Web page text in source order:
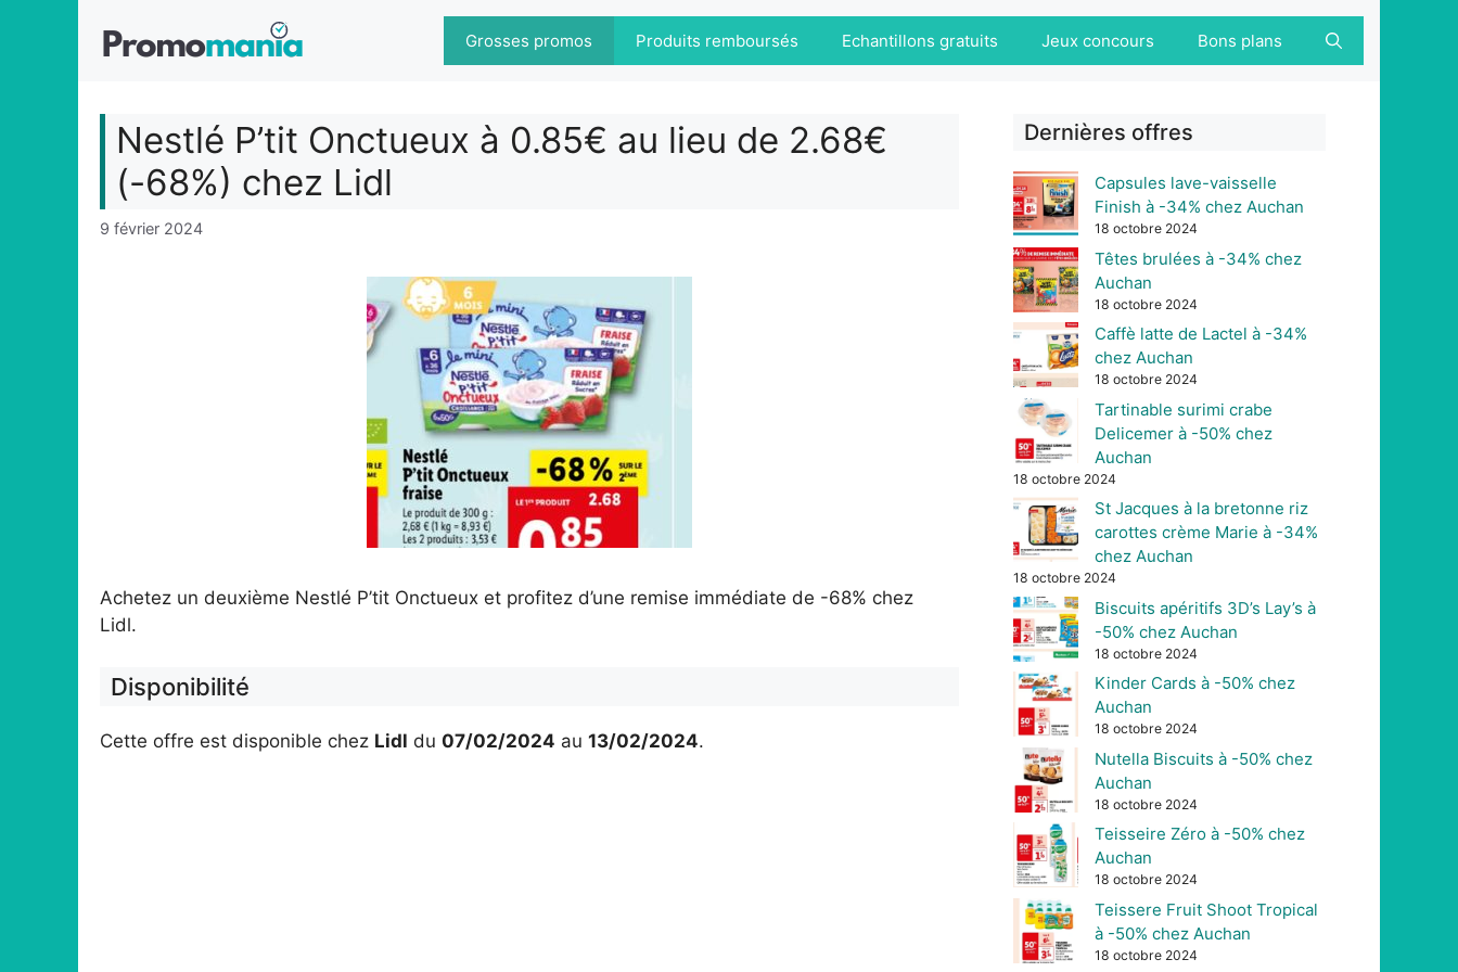
Grosses promos Produits remboursés Echantillons gratuits Jeux concours Bons plans
Nestlé P’tit Onctueux à 0.85€ au lieu de 2.68€
(-68%) chez Lidl
9 février 2024
Achetez un deuxième Nestlé P’tit Onctueux et profitez d’une remise immédiate de -68% chez
Lidl.
Disponibilité
Cette offre est disponible chez Lidl du 07/02/2024 au 13/02/2024.
Dernières offres
Capsules lave-vaisselle
Finish à -34% chez Auchan
18 octobre 2024
Têtes brulées à -34% chez
Auchan
18 octobre 2024
Caffè latte de Lactel à -34%
chez Auchan
18 octobre 2024
Tartinable surimi crabe
Delicemer à -50% chez
Auchan
18 octobre 2024
St Jacques à la bretonne riz
carottes crème Marie à -34%
chez Auchan
18 octobre 2024
Biscuits apéritifs 3D’s Lay’s à
-50% chez Auchan
18 octobre 2024
Kinder Cards à -50% chez
Auchan
18 octobre 2024
Nutella Biscuits à -50% chez
Auchan
18 octobre 2024
Teisseire Zéro à -50% chez
Auchan
18 octobre 2024
Teissere Fruit Shoot Tropical
à -50% chez Auchan
18 octobre 2024